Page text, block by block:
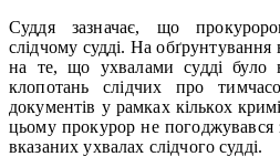
Суддя зазначає, що
слідчому судді. На
на те, що ухвалами судді було
клопотань слідчих про
документів у рамках кількох
цьому прокурор не
вказаних ухвалах слідчого судді.